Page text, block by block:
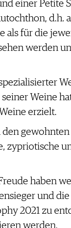
einer Petite
d.h.
als für die
werden
Weine
erzielt.
zypriotische
haben
und
2021 zu
werden.